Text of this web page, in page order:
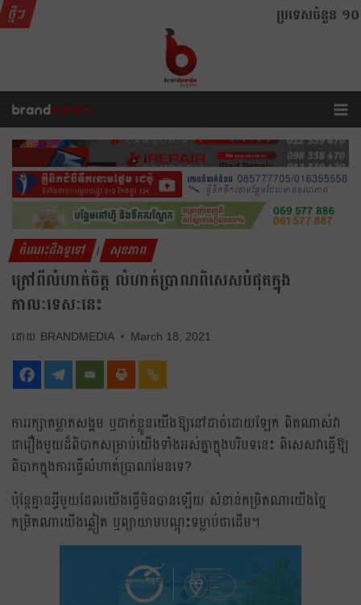
ថ្មីៗ ប្រទេសចំនួន ១០
ចំណេះដឹងទូទៅ | សុខភាព
ក្រៅពីលំហាត់ចិត្ត លំហាត់ប្រាណពិសេសបំផុតក្នុង
កាលៈទេសៈនេះ
BRANDMEDIA March 18, 2021
ការរក្សាគម្លាតសង្គម ឬដាក់ខ្លួនយេីងឱ្យនៅដាច់ដោយឡែក ពិតណាស់វា
ជារឿងមួយដ៏ពិបាកសម្រាប់យេីងទាំងអស់គ្នាក្នុងបរិបទនេះ ពិសេសវាធ្វើឱ្យ
ពិបាកក្នុងការធ្វើលំហាត់ប្រាណមែនទេ?
ប៉ុន្តែគ្មានអ្វីមួយដែលយេីងធ្វេីមិនបានឡេីយ សំខាន់កម្រិតណាយេីងច្នៃ
កម្រិតណាយេីងឆ្លៀត ឬព្យាយាមបណ្តុះទម្លាប់ជាដេីម។